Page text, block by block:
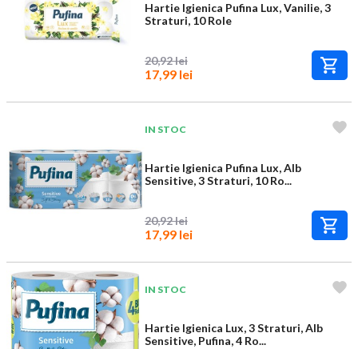
Hartie Igienica Pufina Lux, Vanilie, 3
Straturi, 10 Role
20,92 lei
17,99 lei
IN STOC
Hartie Igienica Pufina Lux, Alb
Sensitive, 3 Straturi, 10 Ro...
20,92 lei
17,99 lei
IN STOC
Hartie Igienica Lux, 3 Straturi, Alb
Sensitive, Pufina, 4 Ro...